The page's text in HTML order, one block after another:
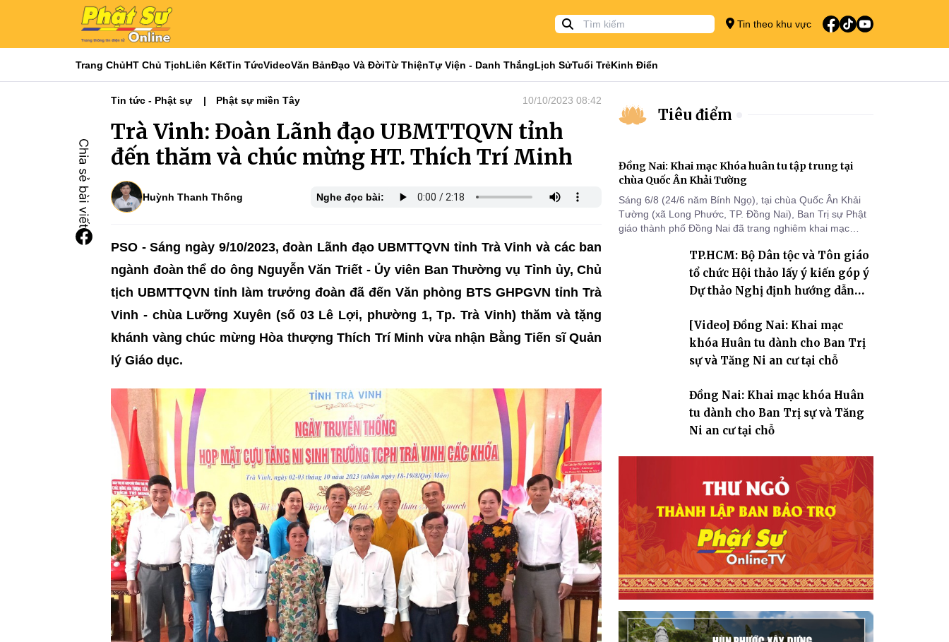
Tin theo khu vực
Trang ChủHT Chủ TịchLiên KếtTin TứcVideoVăn BảnĐạo Và ĐờiTừ ThiệnTự Viện - Danh ThắngLịch SửTuổi TrẻKinh Điển
Tin tức - Phật sự Phật sự miền Tây 10/10/2023 08:42
Trà Vinh: Đoàn Lãnh đạo UBMTTQVN tỉnh
đến thăm và chúc mừng HT. Thích Trí Minh
Huỳnh Thanh Thống Nghe đọc bài:
PSO - Sáng ngày 9/10/2023, đoàn Lãnh đạo UBMTTQVN tỉnh Trà Vinh và các ban
ngành đoàn thể do ông Nguyễn Văn Triết - Ủy viên Ban Thường vụ Tỉnh ủy, Chủ
tịch UBMTTQVN tỉnh làm trưởng đoàn đã đến Văn phòng BTS GHPGVN tỉnh Trà
Vinh - chùa Lưỡng Xuyên (số 03 Lê Lợi, phường 1, Tp. Trà Vinh) thăm và tặng
khánh vàng chúc mừng Hòa thượng Thích Trí Minh vừa nhận Bằng Tiến sĩ Quản
lý Giáo dục.
Tiêu điểm
Đồng Nai: Khai mạc Khóa huân tu tập trung tại
chùa Quốc Ân Khải Tường
Sáng 6/8 (24/6 năm Bính Ngọ), tại chùa Quốc Ân Khải
Tường (xã Long Phước, TP. Đồng Nai), Ban Trị sự Phật
giáo thành phố Đồng Nai đã trang nghiêm khai mạc
2570 dành cho chư Tăng hành giả an cư tại chỗ khu vực
VII, VIII và trường hạ chùa Quốc Ân Khải Tường.
TP.HCM: Bộ Dân tộc và Tôn giáo
tổ chức Hội thảo lấy ý kiến góp ý
Dự thảo Nghị định hướng dẫn
giáo
[Video] Đồng Nai: Khai mạc
khóa Huân tu dành cho Ban Trị
sự và Tăng Ni an cư tại chỗ
Đồng Nai: Khai mạc khóa Huân
tu dành cho Ban Trị sự và Tăng
Ni an cư tại chỗ